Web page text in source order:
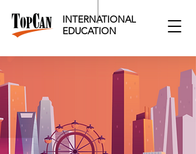
INTERNATIONAL
EDUCATION​